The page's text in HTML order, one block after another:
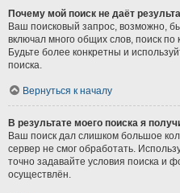
Почему мой поиск не даёт
Ваш поисковый запрос, возможно,
включал много общих слов, поиск по
Будьте более конкретны и
поиска.
Вернуться к началу
В результате моего поиска я
Ваш поиск дал слишком большое
сервер не смог обработать.
точно задавайте условия поиска и
осуществлён.